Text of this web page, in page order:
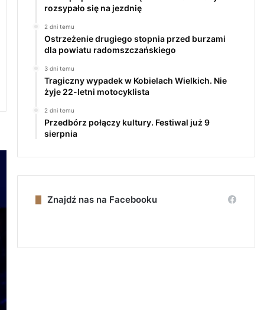
rozsypało się na jezdnię
2 dni temu
Ostrzeżenie drugiego stopnia przed burzami
dla powiatu radomszczańskiego
3 dni temu
Tragiczny wypadek w Kobielach Wielkich. Nie
żyje 22-letni motocyklista
2 dni temu
Przedbórz połączy kultury. Festiwal już 9
sierpnia
Znajdź nas na Facebooku